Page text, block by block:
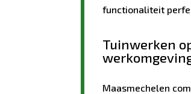
functionaliteit
Tuinwerken
Maasmechelen